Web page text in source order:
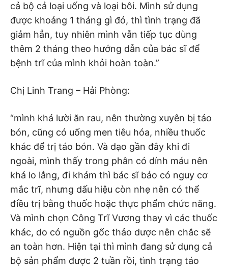
cả bộ cả loại uống và loại bôi. Mình sử dụng
được khoảng 1 tháng gì đó, thì tình trạng đã
giảm hẳn, tuy nhiên mình vẫn tiếp tục dùng
thêm 2 tháng theo hướng dẫn của bác sĩ để
bệnh trĩ của mình khỏi hoàn toàn.”
Chị Linh Trang – Hải Phòng:
“mình khá lười ăn rau, nên thường xuyên bị táo
bón, cũng có uống men tiêu hóa, nhiều thuốc
khác để trị táo bón. Và dạo gần đây khi đi
ngoài, mình thấy trong phân có dính máu nên
khá lo lắng, đi khám thì bác sĩ bảo có nguy cơ
mắc trĩ, nhưng dấu hiệu còn nhẹ nên có thể
điều trị bằng thuốc hoặc thực phẩm chức năng.
Và mình chọn Công Trĩ Vương thay vì các thuốc
khác, do có nguồn gốc thảo dược nên chắc sẽ
an toàn hơn. Hiện tại thì mình đang sử dụng cả
bộ sản phẩm được 2 tuần rồi, tình trạng táo